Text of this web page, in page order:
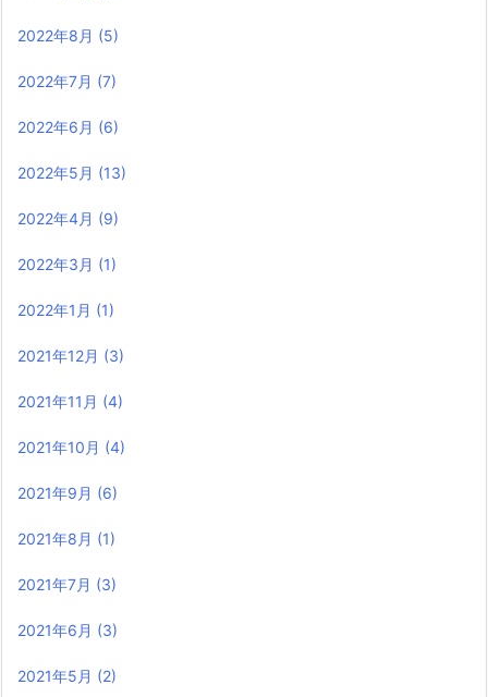
2022年8月 (5)
2022年7月 (7)
2022年6月 (6)
2022年5月 (13)
2022年4月 (9)
2022年3月 (1)
2022年1月 (1)
2021年12月 (3)
2021年11月 (4)
2021年10月 (4)
2021年9月 (6)
2021年8月 (1)
2021年7月 (3)
2021年6月 (3)
2021年5月 (2)